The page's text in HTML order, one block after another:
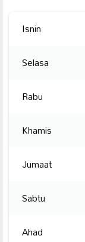
Isnin
Selasa
Rabu
Khamis
Jumaat
Sabtu
Ahad